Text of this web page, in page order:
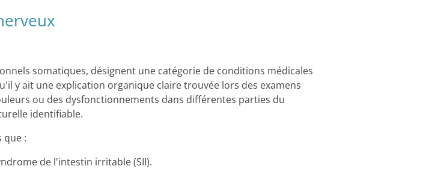
somatiques, désignent une catégorie de conditions médicales
y ait une explication organique claire trouvée lors des examens
ou des dysfonctionnements dans différentes parties du
identifiable.
que :
de l'intestin irritable (SII).